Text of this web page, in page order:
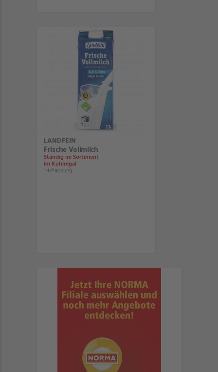
LANDFEIN
Frische Vollmilch
Ständig im Sortiment
Im Kühlregal
1-l-Packung